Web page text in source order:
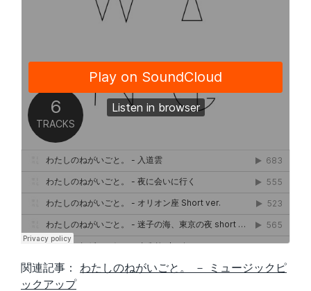
関連記事： わたしのねがいごと。 － ミュージックピ
ックアップ